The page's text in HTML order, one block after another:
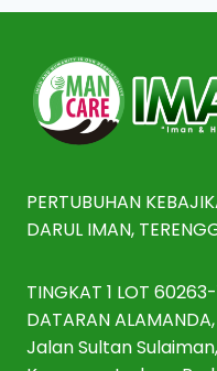
PERTUBUHAN
DARUL IMAN,
TINGKAT 1 LOT
DATARAN ALAMANDA,
Jalan Sultan Sulaiman,